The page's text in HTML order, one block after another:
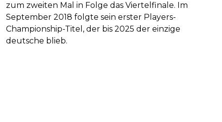
zum zweiten Mal in Folge das Viertelfinale. Im
September 2018 folgte sein erster Players-
Championship-Titel, der bis 2025 der einzige
deutsche blieb.